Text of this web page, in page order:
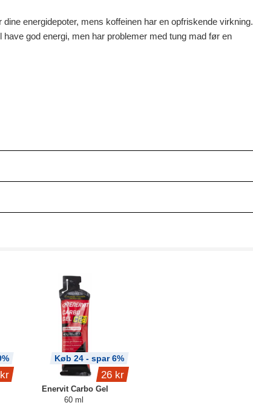
energidepoter, mens koffeinen har en opfriskende virkning.
god energi, men har problemer med tung mad før en
Enervit Carbo Gel
60 ml
Køb 24 - spar 6%
26 kr